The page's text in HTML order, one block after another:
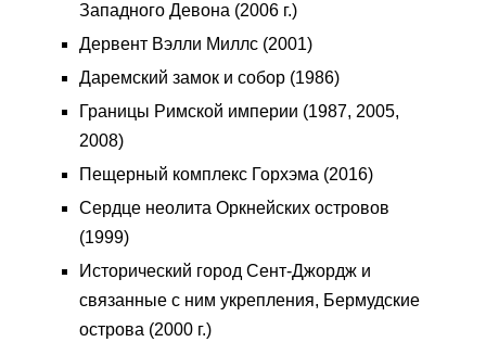
Западного Девона (2006 г.)
Дервент Вэлли Миллс (2001)
Даремский замок и собор (1986)
Границы Римской империи (1987, 2005,
2008)
Пещерный комплекс Горхэма (2016)
Сердце неолита Оркнейских островов
(1999)
Исторический город Сент-Джордж и
связанные с ним укрепления, Бермудские
острова (2000 г.)